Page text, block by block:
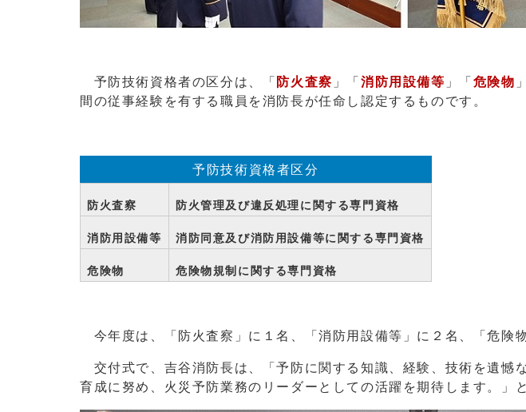
予防技術資格者の区分は、「 防火査察 」「消防用設備等 」「 危険物
間の従事経験を有する職員を消防長が任命し認定するものです。
予防技術資格者区分
防火査察 防火管理及び違反処理に関する専門資格
消防用設備等 消防同意及び消防用設備等に関する専門資格
危険物 危険物規制に関する専門資格
今年度は、「防火査察」に１名、「消防用設備等」に２名、「危険
交付式で、吉谷消防長は、「予防に関する知識、経験、技術を遺憾
育成に努め、火災予防業務のリーダーとしての活躍を期待します。」